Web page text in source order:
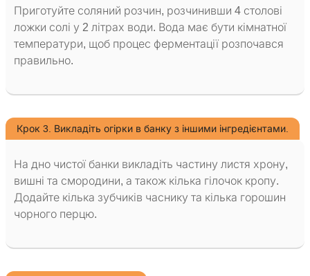
Приготуйте соляний розчин, розчинивши 4 столові
ложки солі у 2 літрах води. Вода має бути кімнатної
температури, щоб процес ферментації розпочався
правильно.
Крок 3. Викладіть огірки в банку з іншими інгредієнтами.
На дно чистої банки викладіть частину листя хрону,
вишні та смородини, а також кілька гілочок кропу.
Додайте кілька зубчиків часнику та кілька горошин
чорного перцю.